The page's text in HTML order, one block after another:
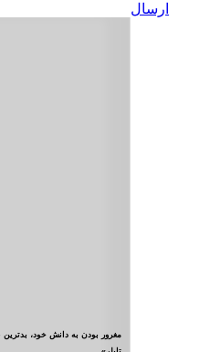
ارسال
مغرور بودن به دانش خود،